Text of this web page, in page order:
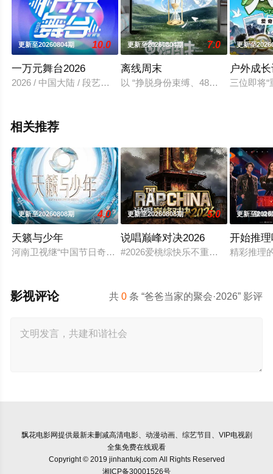
更新至20260804期 10.0
一万元舞台2026
2026 / 中国大陆 / 段艺璇,丁真珍珠,戴萌,李希侃,太一,向佐,许杨
更新至20260804期 7.0
离线周末
以 “挣脱身份束缚、48小时平行人生
更新至
户外成
三位即将
相关推荐
更新至20260808期 4.0
天籁与少年
河南卫视继“中国节日奇妙游系列”IP屡屡出圈后， 联合中国移
更新至20260808期 5.0
说唱巅峰对决2026
#2026爱桃综快乐不重样# #说唱十周
更新至
开始推
精彩推理
共0 条 “爸爸当家的聚会·2026” 影评
影视评论
飘花电影网提供最新未删减高清电影、动漫动画、综艺节目、VIP电视剧
全集免费在线观看
Copyright © 2019 jinhantukj.com All Rights Reserved
湘ICP备30001526号